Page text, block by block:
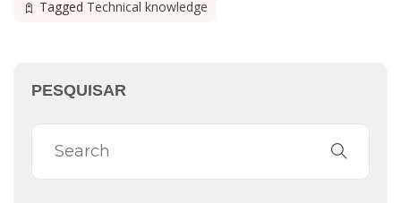
Tagged Technical knowledge
PESQUISAR